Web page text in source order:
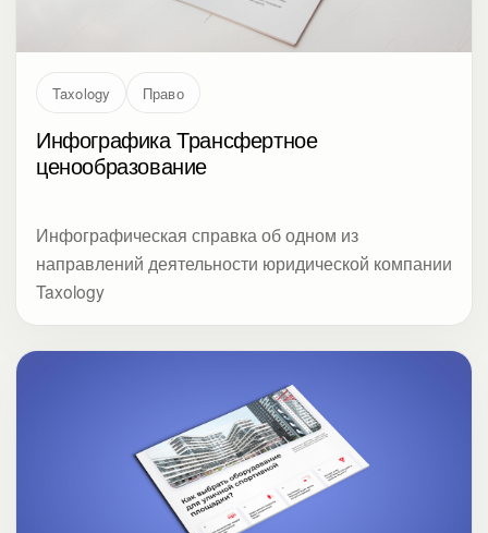
Taxology Право
Инфографика Трансфертное
ценообразование
Инфографическая справка об одном из
направлений деятельности юридической компании
Taxology